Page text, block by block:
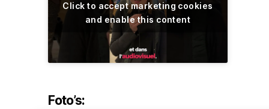
Click to accept marketing cookies
and enable this content
Foto’s: